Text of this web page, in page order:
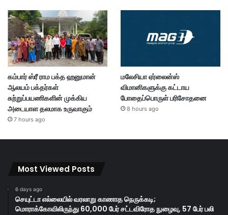
கம்பார் ஸ்ரீ ராம பக்த ஹனுமான்
ஆலயம் பக்தர்கள்
சுற்றுப்பயணிகளின் முக்கிய
அடையாள தலமாக உருவாகும்
7 hours ago
மலேசியா ஏர்லைன்ஸ்
விமானிகளுக்கு கட்டாய
போதைப்பொருள் பரிசோதனை
8 hours ago
Most Viewed Posts
6 days ago
செயுட்டா எல்லையில் வரலாறு காணாத நெருக்கடி;
மொராக்கோவிலிருந்து 60,000 பேர் சட்டவிரோத நுழைவு, 57 பேர் பலி